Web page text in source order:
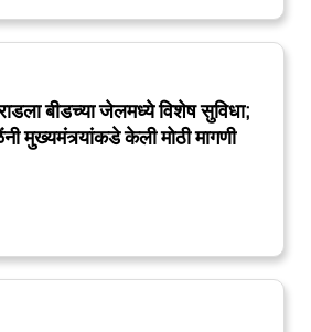
बीडच्या जेलमध्ये विशेष सुविधा;
मुख्यमंत्र्यांकडे केली मोठी मागणी